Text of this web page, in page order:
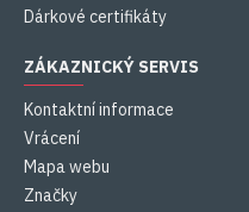
Dárkové certifikáty
ZÁKAZNICKÝ SERVIS
Kontaktní informace
Vrácení
Mapa webu
Značky